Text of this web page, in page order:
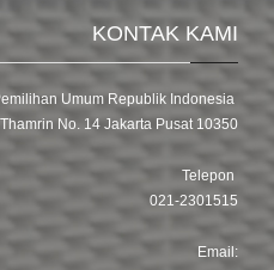
KONTAK KAMI
Umum Republik Indonesia
No. 14 Jakarta Pusat 10350
Telepon
021-2301515
Email: